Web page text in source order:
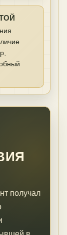
получал